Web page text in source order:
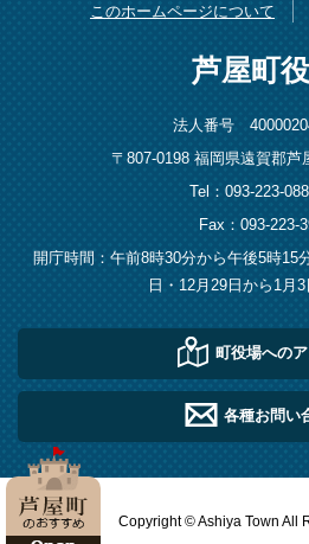
このホームページについて
芦屋町
法人番号
〒807-0198 福岡県遠賀郡芦
Tel：093-223-
Fax：093-223-
開庁時間：午前8時30分から午後5時15
日・12月29日から1月3
町役場への
各種お問い
Copyright © Ashiya Town All